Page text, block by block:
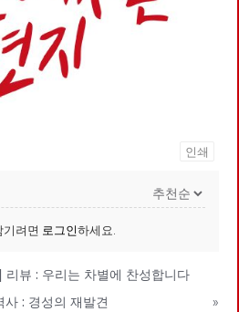
인쇄
기려면 로그인하세요.
뷰 : 우리는 차별에 찬성합니다
: 경성의 재발견
»